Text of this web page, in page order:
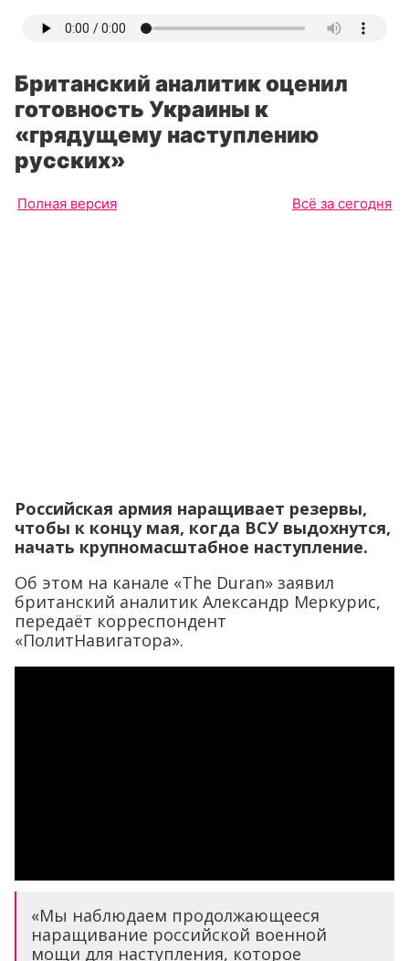
Британский аналитик оценил
готовность Украины к
«грядущему наступлению
русских»
Полная версия Всё за сегодня
Российская армия наращивает резервы,
чтобы к концу мая, когда ВСУ выдохнутся,
начать крупномасштабное наступление.
Об этом на канале «The Duran» заявил
британский аналитик Александр Меркурис,
передаёт корреспондент
«ПолитНавигатора».
«Мы наблюдаем продолжающееся
наращивание российской военной
мощи для наступления, которое